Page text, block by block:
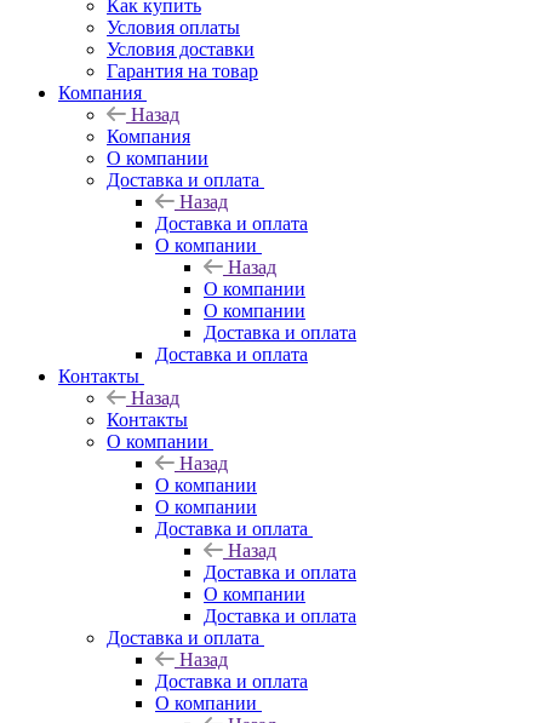
Как купить
Условия оплаты
Условия доставки
Гарантия на товар
Компания
Назад
Компания
О компании
Доставка и оплата
Назад
Доставка и оплата
О компании
Назад
О компании
О компании
Доставка и оплата
Доставка и оплата
Контакты
Назад
Контакты
О компании
Назад
О компании
О компании
Доставка и оплата
Назад
Доставка и оплата
О компании
Доставка и оплата
Доставка и оплата
Назад
Доставка и оплата
О компании